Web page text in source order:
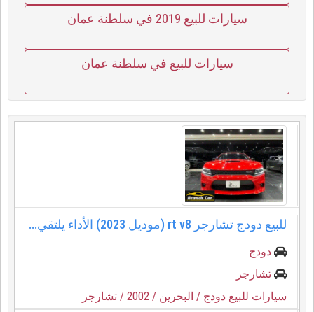
سيارات للبيع 2019 في سلطنة عمان
سيارات للبيع في سلطنة عمان
للبيع دودج تشارجر rt v8 (موديل 2023) الأداء يلتقي...
دودج
تشارجر
سيارات للبيع دودج / البحرين / 2002
/ تشارجر